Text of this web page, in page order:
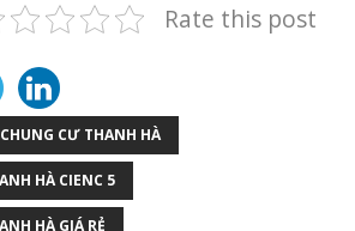
Rate this post
CƯ THANH HÀ
HÀ CIENC 5
HÀ GIÁ RẺ